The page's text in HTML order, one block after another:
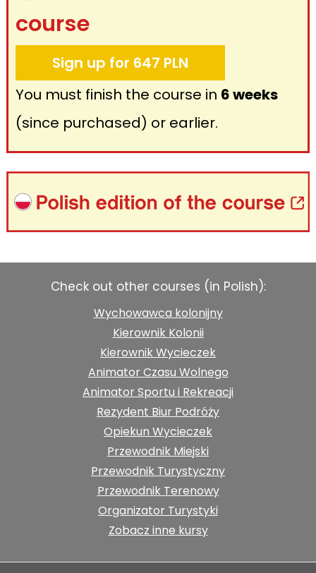
course
Sign up for 647 PLN
You must finish the course in 6 weeks
(since purchased) or earlier.
Check out other courses (in Polish):
Wychowawca kolonijny
Kierownik Kolonii
Kierownik Wycieczek
Animator Czasu Wolnego
Animator Sportu i Rekreacji
Rezydent Biur Podróży
Opiekun Wycieczek
Przewodnik Miejski
Przewodnik Turystyczny
Przewodnik Terenowy
Organizator Turystyki
Zobacz inne kursy